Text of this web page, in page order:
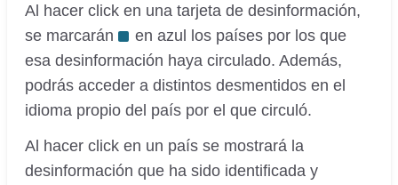
Al hacer click en una tarjeta de desinformación,
se marcarán
en azul los países por los que
esa desinformación haya circulado. Además,
podrás acceder a distintos desmentidos en el
idioma propio del país por el que circuló.
Al hacer click en un país se mostrará la
desinformación que ha sido identificada y